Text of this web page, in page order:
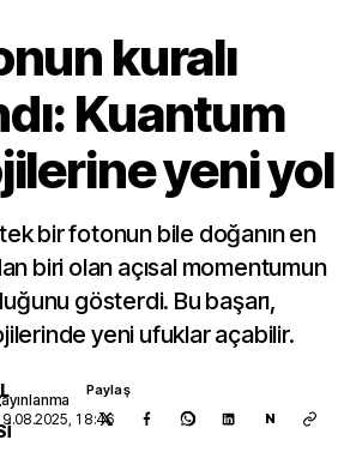
kuralı
Kuantum
yeni yol
bir fotonun bile doğanın en
biri olan açısal momentumun
gösterdi. Bu başarı,
yeni ufuklar açabilir.
18:46
Paylaş
N